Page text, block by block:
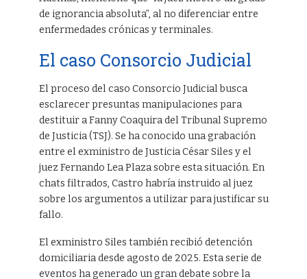
de ignorancia absoluta”, al no diferenciar entre
enfermedades crónicas y terminales.
El caso Consorcio Judicial
El proceso del caso Consorcio Judicial busca
esclarecer presuntas manipulaciones para
destituir a Fanny Coaquira del Tribunal Supremo
de Justicia (TSJ). Se ha conocido una grabación
entre el exministro de Justicia César Siles y el
juez Fernando Lea Plaza sobre esta situación. En
chats filtrados, Castro habría instruido al juez
sobre los argumentos a utilizar para justificar su
fallo.
El exministro Siles también recibió detención
domiciliaria desde agosto de 2025. Esta serie de
eventos ha generado un gran debate sobre la